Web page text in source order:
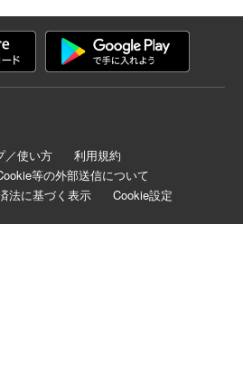
／使い方
利用規約
等の外部送信について
法に基づく表示
Cookie設定